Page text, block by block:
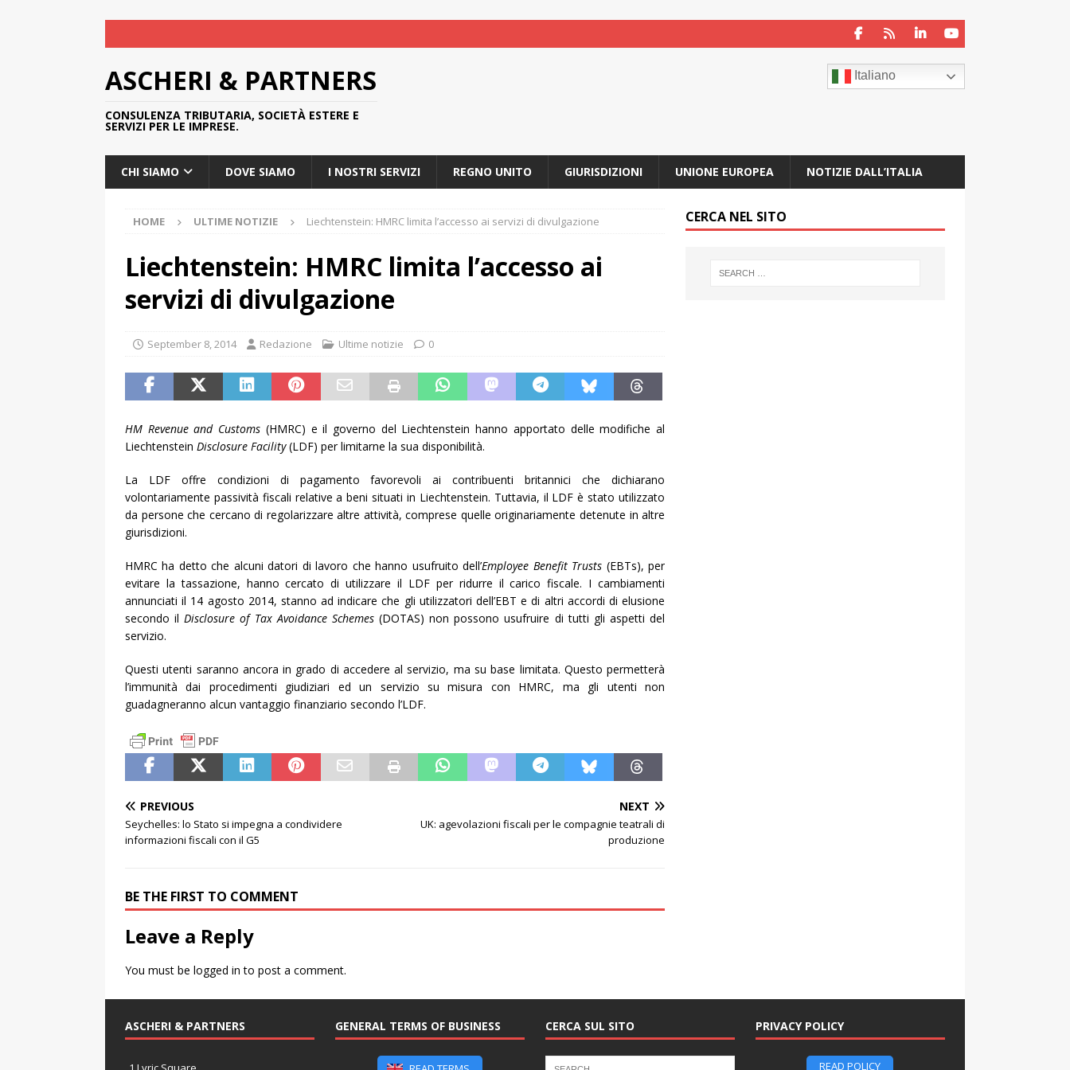
ASCHERI & PARTNERS
CONSULENZA TRIBUTARIA, SOCIETÀ ESTERE E
SERVIZI PER LE IMPRESE.
Italiano
CHI SIAMO DOVE SIAMO I NOSTRI SERVIZI REGNO UNITO GIURISDIZIONI UNIONE EUROPEA NOTIZIE DALL’ITALIA
HOME ULTIME NOTIZIE Liechtenstein: HMRC limita l’accesso ai servizi di divulgazione
Liechtenstein: HMRC limita l’accesso ai
servizi di divulgazione
September 8, 2014 Redazione Ultime notizie 0
HM Revenue and Customs (HMRC) e il governo del Liechtenstein hanno apportato delle modifiche al
Liechtenstein Disclosure Facility(LDF) per limitarne la sua disponibilità.
La LDF offre condizioni di pagamento favorevoli ai contribuenti britannici che dichiarano
volontariamente passività fiscali relative a beni situati in Liechtenstein. Tuttavia, il LDF è stato utilizzato
da persone che cercano di regolarizzare altre attività, comprese quelle originariamente detenute in altre
giurisdizioni.
HMRC ha detto che alcuni datori di lavoro che hanno usufruito dell’Employee Benefit Trusts (EBTs), per
evitare la tassazione, hanno cercato di utilizzare il LDF per ridurre il carico fiscale. I cambiamenti
annunciati il 14 agosto 2014, stanno ad indicare che gli utilizzatori dell’EBT e di altri accordi di elusione
secondo ilDisclosure of Tax Avoidance Schemes(DOTAS) non possono usufruire di tutti gli aspetti del
servizio.
Questi utenti saranno ancora in grado di accedere al servizio, ma su base limitata. Questo permetterà
l’immunità dai procedimenti giudiziari ed un servizio su misura con HMRC, ma gli utenti non
guadagneranno alcun vantaggio finanziario secondo l’LDF.
PREVIOUS
Seychelles: lo Stato si impegna a condividere
informazioni fiscali con il G5
NEXT
UK: agevolazioni fiscali per le compagnie teatrali di
produzione
BE THE FIRST TO COMMENT
Leave a Reply
You must be logged in to post a comment.
CERCA NEL SITO
ASCHERI & PARTNERS GENERAL TERMS OF BUSINESS CERCA SUL SITO PRIVACY POLICY
READ POLICY